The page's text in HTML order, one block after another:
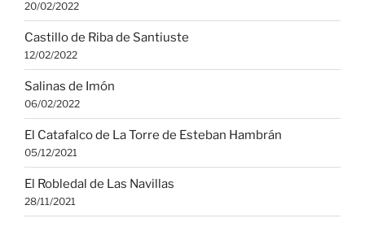
20/02/2022
Castillo de Riba de Santiuste
12/02/2022
Salinas de Imón
06/02/2022
El Catafalco de La Torre de Esteban Hambrán
05/12/2021
El Robledal de Las Navillas
28/11/2021